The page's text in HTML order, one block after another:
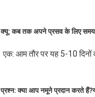
क्यू: कब तक अपने प्रसव के लिए
एक: आम तौर पर यह 5-10 दिनों
प्रश्न: क्या आप नमूने प्रदान करते